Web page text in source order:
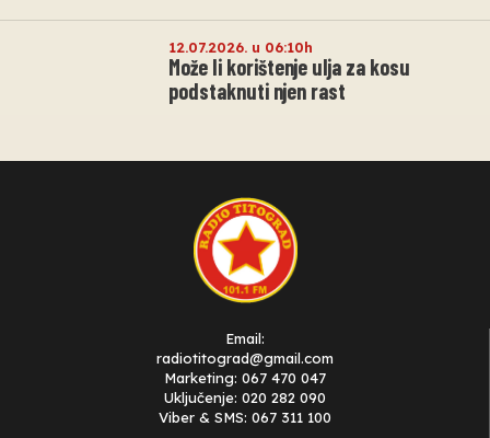
12.07.2026. u 06:10h
Može li korištenje ulja za kosu
podstaknuti njen rast
Email:
radiotitograd@gmail.com
Marketing: 067 470 047
Uključenje: 020 282 090
Viber & SMS: 067 311 100